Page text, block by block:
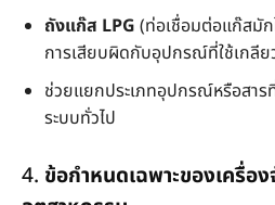
ถังแก๊ส LPG (ท่อเชื่อมต่อแก๊สมั
การเสียบผิดกับอุปกรณ์ที่ใช้เกลีย
ช่วยแยกประเภทอุปกรณ์หรือสาร
ระบบทั่วไป
4. ข้อกำหนดเฉพาะของเครื่อ